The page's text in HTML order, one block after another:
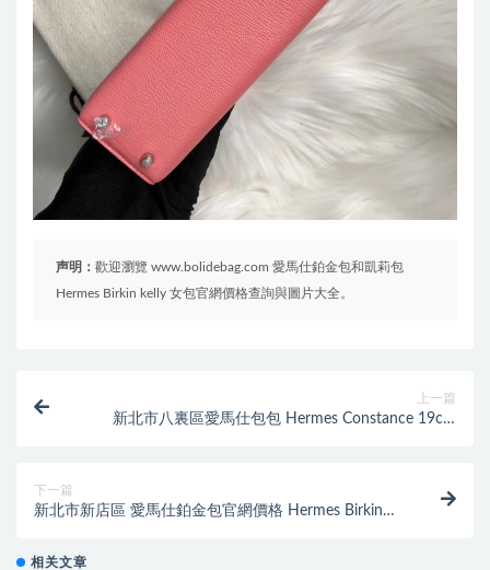
声明： 歡迎瀏覽 www.bolidebag.com 愛馬仕鉑金包和凱莉包
Hermes Birkin kelly 女包官網價格查詢與圖片大全。
上一篇
新北市八裏區愛馬仕包包 Hermes Constance 19cm
下一篇
新北市新店區 愛馬仕鉑金包官網價格 Hermes Birkin
相关文章